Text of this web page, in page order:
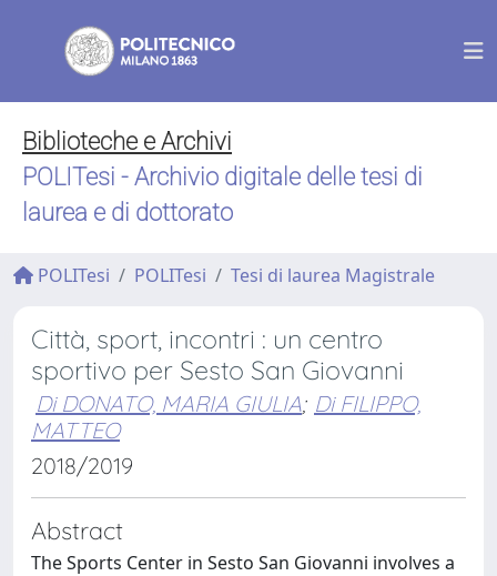
Biblioteche e Archivi
POLITesi - Archivio digitale delle tesi di
laurea e di dottorato
POLITesi POLITesi Tesi di laurea Magistrale
Città, sport, incontri : un centro
sportivo per Sesto San Giovanni
Di DONATO, MARIA GIULIA; Di FILIPPO,
MATTEO
2018/2019
Abstract
The Sports Center in Sesto San Giovanni involves a